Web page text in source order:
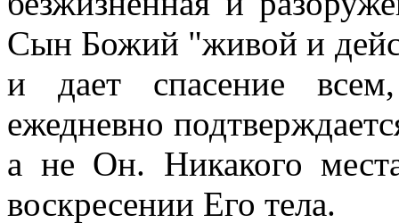
Сын Божий "живой и
и дает спасение
ежедневно
а не Он. Никакого
воскресении Его тела.